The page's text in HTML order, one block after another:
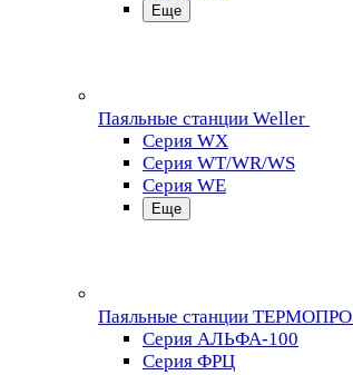
Еще
Паяльные станции Weller
Серия WX
Серия WT/WR/WS
Серия WE
Еще
Паяльные станции ТЕРМОПРО
Серия АЛЬФА-100
Серия ФРЦ